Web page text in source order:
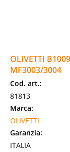
OLIVETTI
MF3003/3004
Cod. art.:
81813
Marca:
OLIVETTI
Garanzia:
ITALIA